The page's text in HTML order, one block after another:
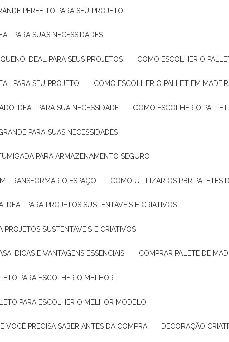
PERFEITO PARA SEU PROJETO
PARA SUAS NECESSIDADES
IDEAL PARA SEUS PROJETOS COMO ESCOLHER O
PARA SEU PROJETO COMO ESCOLHER O PALLET EM
IDEAL PARA SUA NECESSIDADE COMO ESCOLHER O
PARA SUAS NECESSIDADES
PARA ARMAZENAMENTO SEGURO
TRANSFORMAR O ESPAÇO COMO UTILIZAR OS PBR PALETES
IDEAL PARA PROJETOS SUSTENTÁVEIS E CRIATIVOS
PROJETOS SUSTENTÁVEIS E CRIATIVOS
DICAS E VANTAGENS ESSENCIAIS COMPRAR PALETE DE
PARA ESCOLHER O MELHOR
PARA ESCOLHER O MELHOR MODELO
VOCÊ PRECISA SABER ANTES DA COMPRA DECORAÇÃO